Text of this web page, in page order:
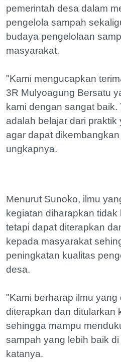
pemerintah desa dalam
pengelola sampah
budaya pengelolaan
masyarakat.
"Kami mengucapkan
3R Mulyoagung Bersatu
kami dengan sangat
adalah belajar dari praktik
agar dapat
ungkapnya.
Menurut Sunoko, ilmu
kegiatan diharapkan
tetapi dapat diterapkan
kepada masyarakat
peningkatan kualitas
desa.
"Kami berharap ilmu
diterapkan dan ditularkan
sehingga mampu
sampah yang lebih baik
katanya.